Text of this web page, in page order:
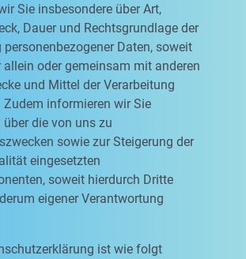
Sie insbesondere über Art,
Dauer und Rechtsgrundlage der
personenbezogener Daten, soweit
allein oder gemeinsam mit anderen
und Mittel der Verarbeitung
Zudem informieren wir Sie
die von uns zu
sowie zur Steigerung der
eingesetzten
soweit hierdurch Dritte
eigener Verantwortung
ist wie folgt